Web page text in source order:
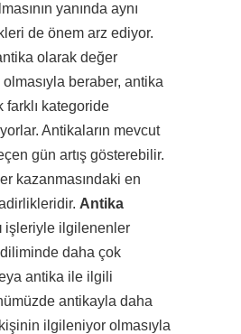
yanında aynı
de önem arz ediyor.
olarak değer
beraber, antika
farklı kategoride
Antikaların mevcut
gün artış gösterebilir.
kazanmasındaki en
Antika
işleriyle ilgilenenler
daha çok
antika ile ilgili
antikayla daha
ilgileniyor olmasıyla